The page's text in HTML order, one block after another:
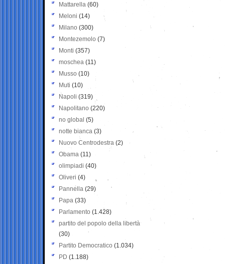
Mattarella (60)
Meloni (14)
Milano (300)
Montezemolo (7)
Monti (357)
moschea (11)
Musso (10)
Muti (10)
Napoli (319)
Napolitano (220)
no global (5)
notte bianca (3)
Nuovo Centrodestra (2)
Obama (11)
olimpiadi (40)
Oliveri (4)
Pannella (29)
Papa (33)
Parlamento (1.428)
partito del popolo della libertà
(30)
Partito Democratico (1.034)
PD (1.188)